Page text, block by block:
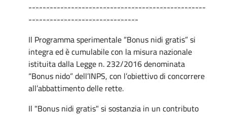
--------------------------------------------------
-------------------------------
Il Programma sperimentale “Bonus nidi gratis” si
integra ed è cumulabile con la misura nazionale
istituita dalla Legge n. 232/2016 denominata
“Bonus nido” dell’INPS, con l’obiettivo di concorrere
all’abbattimento delle rette.
Il "Bonus nidi gratis" si sostanzia in un contributo